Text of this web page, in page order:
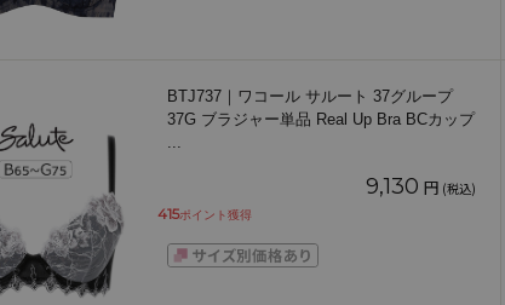
BTJ737｜ワコール サルート 37グループ
37G ブラジャー単品 Real Up Bra BCカップ
...
9,130 円 (税込)
415ポイント獲得